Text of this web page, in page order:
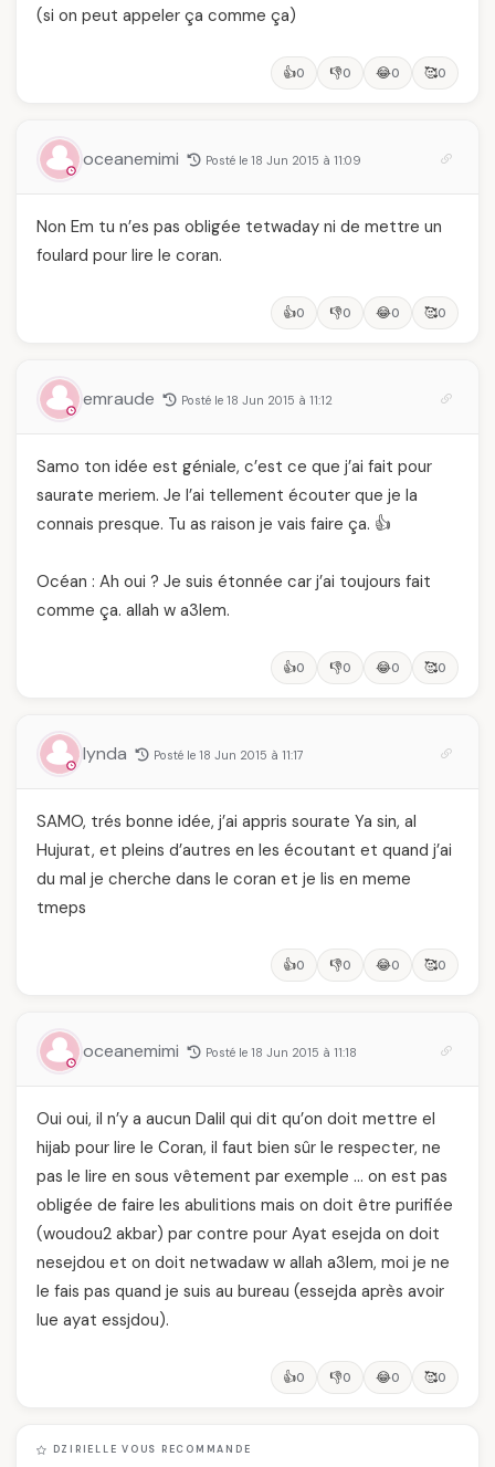
(si on peut appeler ça comme ça)
👍0 👎0 😂0 🥰0
oceanemimi Posté le 18 Jun 2015 à 11:09
Non Em tu n’es pas obligée tetwaday ni de mettre un
foulard pour lire le coran.
👍0 👎0 😂0 🥰0
emraude Posté le 18 Jun 2015 à 11:12
Samo ton idée est géniale, c’est ce que j’ai fait pour
saurate meriem. Je l’ai tellement écouter que je la
connais presque. Tu as raison je vais faire ça. 👍
Océan : Ah oui ? Je suis étonnée car j’ai toujours fait
comme ça. allah w a3lem.
👍0 👎0 😂0 🥰0
lynda Posté le 18 Jun 2015 à 11:17
SAMO, trés bonne idée, j’ai appris sourate Ya sin, al
Hujurat, et pleins d’autres en les écoutant et quand j’ai
du mal je cherche dans le coran et je lis en meme
tmeps
👍0 👎0 😂0 🥰0
oceanemimi Posté le 18 Jun 2015 à 11:18
Oui oui, il n’y a aucun Dalil qui dit qu’on doit mettre el
hijab pour lire le Coran, il faut bien sûr le respecter, ne
pas le lire en sous vêtement par exemple … on est pas
obligée de faire les abulitions mais on doit être purifiée
(woudou2 akbar) par contre pour Ayat esejda on doit
nesejdou et on doit netwadaw w allah a3lem, moi je ne
le fais pas quand je suis au bureau (essejda après avoir
lue ayat essjdou).
👍0 👎0 😂0 🥰0
DZIRIELLE VOUS RECOMMANDE